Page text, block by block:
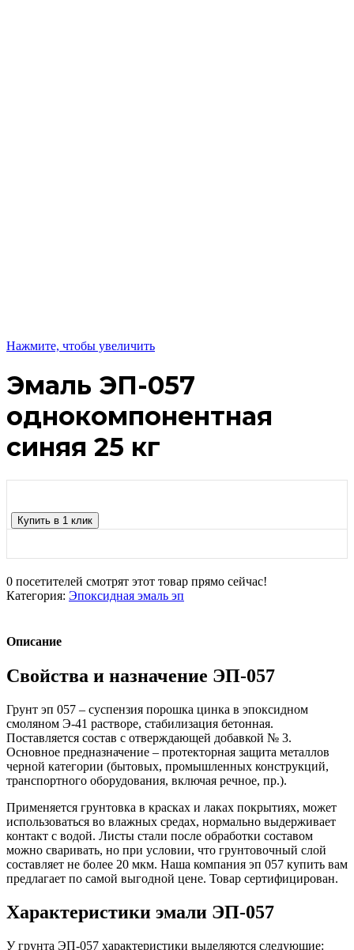
Нажмите, чтобы увеличить
Эмаль ЭП-057
однокомпонентная
синяя 25 кг
Купить в 1 клик
0 посетителей смотрят этот товар прямо сейчас!
Категория: Эпоксидная эмаль эп
Описание
Свойства и назначение ЭП-057
Грунт эп 057 – суспензия порошка цинка в эпоксидном
смоляном Э-41 растворе, стабилизация бетонная.
Поставляется состав с отверждающей добавкой № 3.
Основное предназначение – протекторная защита металлов
черной категории (бытовых, промышленных конструкций,
транспортного оборудования, включая речное, пр.).
Применяется грунтовка в красках и лаках покрытиях, может
использоваться во влажных средах, нормально выдерживает
контакт с водой. Листы стали после обработки составом
можно сваривать, но при условии, что грунтовочный слой
составляет не более 20 мкм. Наша компания эп 057 купить вам
предлагает по самой выгодной цене. Товар сертифицирован.
Характеристики эмали ЭП-057
У грунта ЭП-057 характеристики выделяются следующие: